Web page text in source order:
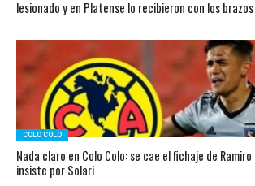
lesionado y en Platense lo recibieron con los
COLO COLO
Nada claro en Colo Colo: se cae el fichaje de
insiste por Solari